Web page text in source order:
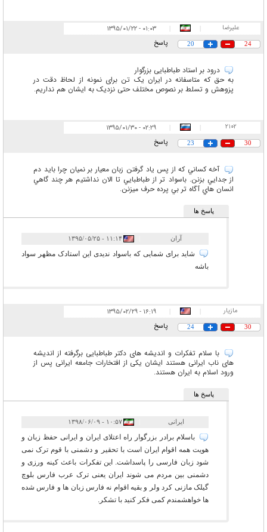
علیرضا |
| ۰۱:۰۳ - ۱۳۹۵/۰۱/۲۲
24
20 پاسخ
درود بر استاد طباطبایی بزرگوار
به حق که متاسفانه در ایران یک تن برای نمونه از لحاظ دقت در
پزوهش و تسلط بر نصوص مختلف حتی نزدیک به ایشان هم نداریم.
٢١٠٢ ۰۲:۲۹ - ۱۳۹۵/۰۱/۳۰
30
23 پاسخ
آخه کساني که از پس ياد گرفتن زبان معيار بر نميان چرا بايد دم
از جدايي بزنن. باسواد تر از طباطبايي تا الان نداشتيم هر چند گاهي
انسان هاي آگاه تر بي پرده حرف ميزنن.
پاسخ ها
آران ۱۱:۱۴ - ۱۳۹۵/۰۵/۲۵
شاید برای شمایی که باسواد ندیدی این استادک مظهر سواد
باشه
مازیار |
| ۱۶:۱۹ - ۱۳۹۵/۰۲/۲۹
30
24 پاسخ
با سلام تفکرات و اندیشه های دکتر طباطبایی برگرفته از اندیشه
های ناب ایرانی هستند ایشان یکی از افتخارات جامعه ایرانی پس از
ورود اسلام به ایران هستند.
پاسخ ها
ایرانی ۱۰:۵۷ - ۱۳۹۸/۰۶/۰۹
باسلام برادر بزرگوار راه اعتلای ایران و ایرانی حفظ زبان و
هویت همه اقوام ایران است با تحقیر و دشمنی با قوم ترک نمی
شود زبان فارسی را پاسداشت. این تفکرات باعث کینه ورزی و
دشمنی بین مردم می شوند ایران یعنی ترک عرب فارس بلوچ
گیلک مازنی کرد ولر و بقیه اقوام نه فارس زبان ها و فارس شده
ها خواهشمندم کمی فکر کنید با تشکر.